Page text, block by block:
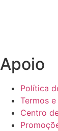
Apoio
Política
Termos
Centro